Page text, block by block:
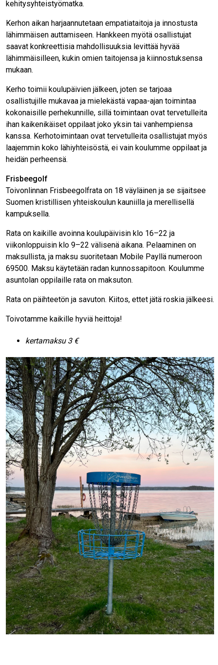
kehitysyhteistyömatka.
Kerhon aikan harjaannutetaan empatiataitoja ja innostusta
lähimmäisen auttamiseen. Hankkeen myötä osallistujat
saavat konkreettisia mahdollisuuksia levittää hyvää
lähimmäisilleen, kukin omien taitojensa ja kiinnostuksensa
mukaan.
Kerho toimii koulupäivien jälkeen, joten se tarjoaa
osallistujille mukavaa ja mielekästä vapaa-ajan toimintaa
kokonaisille perhekunnille, sillä toimintaan ovat tervetulleita
ihan kaikenikäiset oppilaat joko yksin tai vanhempiensa
kanssa. Kerhotoimintaan ovat tervetulleita osallistujat myös
laajemmin koko lähiyhteisöstä, ei vain koulumme oppilaat ja
heidän perheensä.
Frisbeegolf
Toivonlinnan Frisbeegolfrata on 18 väyläinen ja se sijaitsee
Suomen kristillisen yhteiskoulun kauniilla ja merellisellä
kampuksella.
Rata on kaikille avoinna koulupäivisin klo 16–22 ja
viikonloppuisin klo 9–22 välisenä aikana. Pelaaminen on
maksullista, ja maksu suoritetaan Mobile Payllä numeroon
69500. Maksu käytetään radan kunnossapitoon. Koulumme
asuntolan oppilaille rata on maksuton.
Rata on päihteetön ja savuton. Kiitos, ettet jätä roskia jälkeesi.
Toivotamme kaikille hyviä heittoja!
kertamaksu 3 €